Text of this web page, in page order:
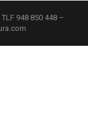
948 850 448 –